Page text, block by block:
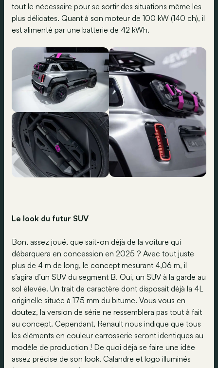
tout le nécessaire pour se sortir des situations même les
plus délicates. Quant à son moteur de 100 kW (140 ch), il
est alimenté par une batterie de 42 kWh.
Le look du futur SUV
Bon, assez joué, que sait-on déjà de la voiture qui
débarquera en concession en 2025 ? Avec tout juste
plus de 4 m de long, le concept mesurant 4,06 m, il
s’agira d’un SUV du segment B. Oui, un SUV à la garde au
sol élevée. Un trait de caractère dont disposait déjà la 4L
originelle située à 175 mm du bitume. Vous vous en
doutez, la version de série ne ressemblera pas tout à fait
au concept. Cependant, Renault nous indique que tous
les éléments en couleur carrosserie seront identiques au
modèle de production ! De quoi déjà se faire une idée
assez précise de son look. Calandre et logo illuminés